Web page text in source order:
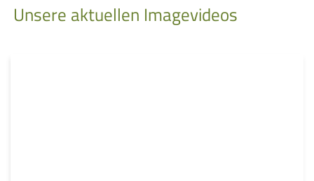
Unsere aktuellen Imagevideos